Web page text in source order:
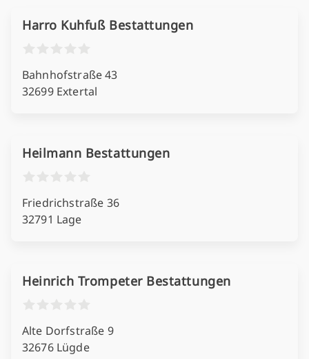
Harro Kuhfuß Bestattungen
Bahnhofstraße 43
32699 Extertal
Heilmann Bestattungen
Friedrichstraße 36
32791 Lage
Heinrich Trompeter Bestattungen
Alte Dorfstraße 9
32676 Lügde